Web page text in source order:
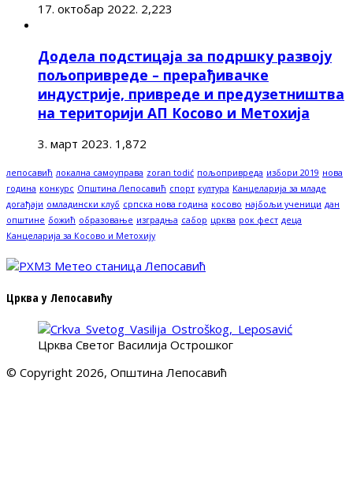
17. октобар 2022. 2,223
Додела подстицаја за подршку развоју
пољопривреде – прерађивачке
индустрије, привреде и предузетништва
на територији АП Косово и Метохија
3. март 2023. 1,872
лепосавић локална самоуправа zoran todić пољопривреда избори 2019 нова
година конкурс Општина Лепосавић спорт култура Канцеларија за младе
догађаји омладински клуб српска нова година косово најбољи ученици дан
општине божић образовање изградња сабор црква рок фест деца
Канцеларија за Косово и Метохију
Црква у Лепосавићу
Црква Светог Василија Острошког
© Copyright 2026, Општина Лепосавић